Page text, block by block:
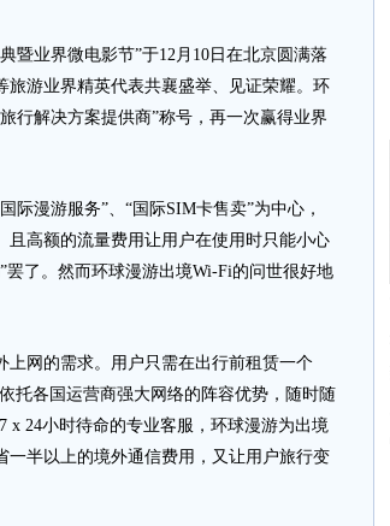
业界微电影节”于12月10日在北京圆满落
游业界精英代表共襄盛举、见证荣耀。环
行解决方案提供商”称号，再一次赢得业界
漫游服务”、“国际SIM卡售卖”为中心，
高额的流量费用让用户在使用时只能小心
了。然而环球漫游出境Wi-Fi的问世很好地
网的需求。用户只需在出行前租赁一个
托各国运营商强大网络的阵容优势，随时随
x 24小时待命的专业客服，环球漫游为出境
半以上的境外通信费用，又让用户旅行变